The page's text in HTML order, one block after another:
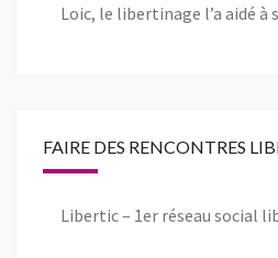
Loic, le libertinage l’a aidé à
FAIRE DES RENCONTRES
Libertic – 1er réseau social